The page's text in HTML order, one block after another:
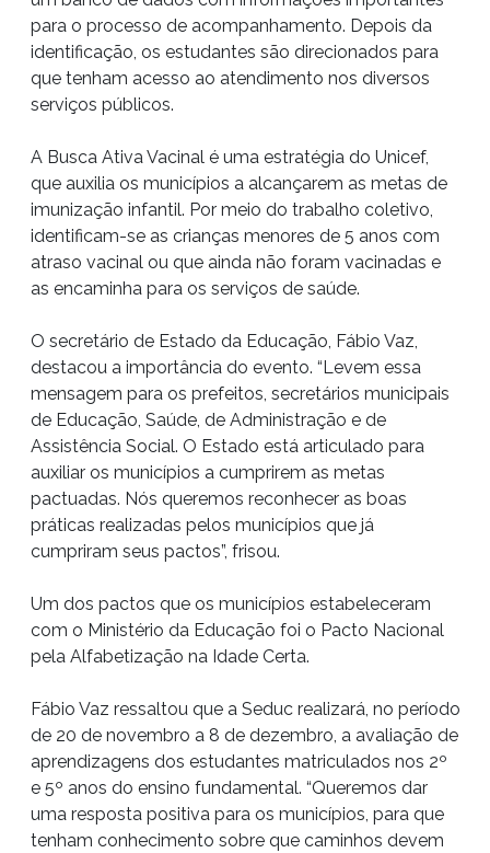
para o processo de acompanhamento. Depois da
identificação, os estudantes são direcionados para
que tenham acesso ao atendimento nos diversos
serviços públicos.
A Busca Ativa Vacinal é uma estratégia do Unicef,
que auxilia os municípios a alcançarem as metas de
imunização infantil. Por meio do trabalho coletivo,
identificam-se as crianças menores de 5 anos com
atraso vacinal ou que ainda não foram vacinadas e
as encaminha para os serviços de saúde.
O secretário de Estado da Educação, Fábio Vaz,
destacou a importância do evento. “Levem essa
mensagem para os prefeitos, secretários municipais
de Educação, Saúde, de Administração e de
Assistência Social. O Estado está articulado para
auxiliar os municípios a cumprirem as metas
pactuadas. Nós queremos reconhecer as boas
práticas realizadas pelos municípios que já
cumpriram seus pactos”, frisou.
Um dos pactos que os municípios estabeleceram
com o Ministério da Educação foi o Pacto Nacional
pela Alfabetização na Idade Certa.
Fábio Vaz ressaltou que a Seduc realizará, no período
de 20 de novembro a 8 de dezembro, a avaliação de
aprendizagens dos estudantes matriculados nos 2º
e 5º anos do ensino fundamental. “Queremos dar
uma resposta positiva para os municípios, para que
tenham conhecimento sobre que caminhos devem